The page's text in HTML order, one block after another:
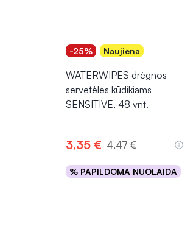
-25% Naujiena
WATERWIPES drėgnos
servetėlės kūdikiams
SENSITIVE, 48 vnt.
3,35 € 4,47 €
% PAPILDOMA NUOLAIDA
Į krepšelį